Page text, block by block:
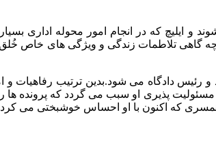
و ایلیچ که در انجام امور محوله اداری
گاهی تلاطمات زندگی و ویژگی های خاص
رئیس دادگاه می شود.بدین ترتیب رفاهیات
پذیری او سبب می گردد که پرونده ها را
که اکنون با او احساس خوشبختی می کرد